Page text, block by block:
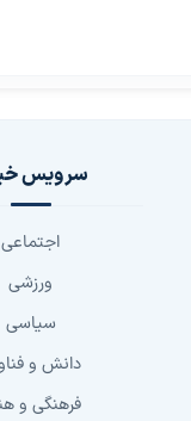
سرویس
اجتماعی
ورزشی
سیاسی
دانش و
فرهنگی و